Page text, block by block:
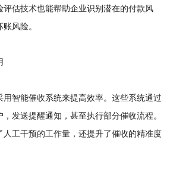
估技术也能帮助企业识别潜在的付款风
风险。
智能催收系统来提高效率。这些系统通过
发送提醒通知，甚至执行部分催收流程。
人工干预的工作量，还提升了催收的精准度